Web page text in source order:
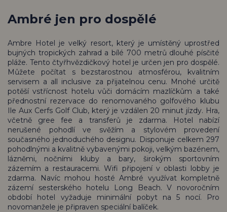
Ambré jen pro dospělé
Ambre Hotel je velký resort, který je umístěný uprostřed
bujných tropických zahrad a bílé 700 metrů dlouhé písčité
pláže. Tento čtyřhvězdičkový hotel je určen jen pro dospělé.
Můžete počítat s bezstarostnou atmosférou, kvalitním
servisem a all inclusive za přijatelnou cenu. Mnohé určitě
potěší vstřícnost hotelu vůči domácím mazlíčkům a také
přednostní rezervace do renomovaného golfového klubu
Ile Aux Cerfs Golf Club, který je vzdálen 20 minut jízdy. Hra,
včetně gree fee a transferů je zdarma.
Hotel nabízí
nerušené pohodlí ve svěžím a stylovém provedení
současného jednoduchého designu. Disponuje celkem 297
pohodlnými a kvalitně vybavenými pokoji, velkým bazénem,
lázněmi, nočními kluby a bary, širokým sportovním
zázemím a restauracemi. Wifi připojení v oblasti lobby je
zdarma. Navíc mohou hosté Ambré využívat kompletně
zázemí sesterského hotelu Long Beach. V novoročním
období hotel vyžaduje minimální pobyt na 5 nocí. Pro
novomanžele je připraven speciální balíček.